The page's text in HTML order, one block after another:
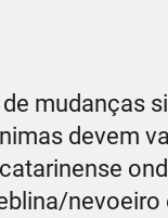
mudanças
devem